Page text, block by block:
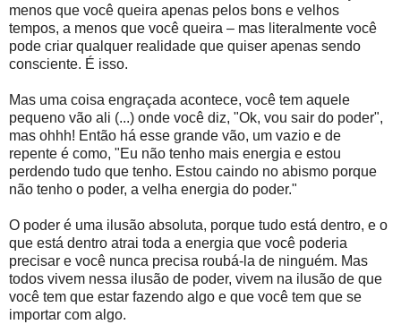
menos que você queira apenas pelos bons e velhos
tempos, a menos que você queira – mas literalmente você
pode criar qualquer realidade que quiser apenas sendo
consciente. É isso.
Mas uma coisa engraçada acontece, você tem aquele
pequeno vão ali (...) onde você diz, "Ok, vou sair do poder",
mas ohhh! Então há esse grande vão, um vazio e de
repente é como, "Eu não tenho mais energia e estou
perdendo tudo que tenho. Estou caindo no abismo porque
não tenho o poder, a velha energia do poder."
O poder é uma ilusão absoluta, porque tudo está dentro, e o
que está dentro atrai toda a energia que você poderia
precisar e você nunca precisa roubá-la de ninguém. Mas
todos vivem nessa ilusão de poder, vivem na ilusão de que
você tem que estar fazendo algo e que você tem que se
importar com algo.